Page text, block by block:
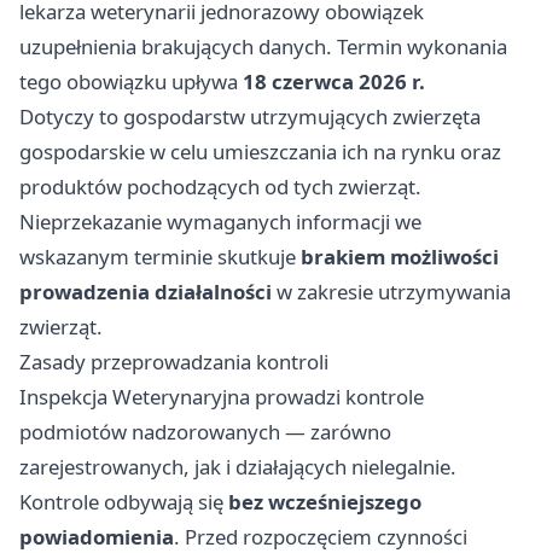
lekarza weterynarii jednorazowy obowiązek
uzupełnienia brakujących danych. Termin wykonania
tego obowiązku upływa 18 czerwca 2026 r.
Dotyczy to gospodarstw utrzymujących zwierzęta
gospodarskie w celu umieszczania ich na rynku oraz
produktów pochodzących od tych zwierząt.
Nieprzekazanie wymaganych informacji we
wskazanym terminie skutkuje brakiem możliwości
prowadzenia działalności w zakresie utrzymywania
zwierząt.
Zasady przeprowadzania kontroli
Inspekcja Weterynaryjna prowadzi kontrole
podmiotów nadzorowanych — zarówno
zarejestrowanych, jak i działających nielegalnie.
Kontrole odbywają się bez wcześniejszego
powiadomienia. Przed rozpoczęciem czynności